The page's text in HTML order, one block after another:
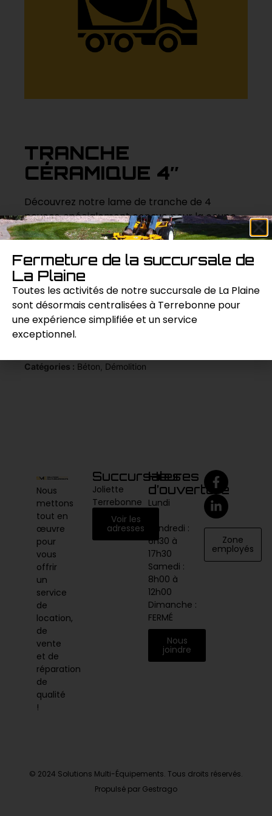
TRANCHE
CÉRAMIQUE 4″
Découvrez notre lame de tranche de 4
pouces, spécialement conçue pour la coupe
précise de matériaux céramiques. Robuste et
performance fiable pour vos travaux de
coupe sur les chantiers de construction et de
rénovation.
Demande de prix
Catégories : Béton Démolition
Nous
mettons
tout en
œuvre
pour
vous
offrir
un
service
de
location,
de
vente
et de
réparation
de
qualité
!
Succursales
Joliette
Terrebonne
Voir les
adresses
Heures
d’ouverture
Lundi
vendredi :
6h30 à
17h30
Samedi :
8h00 à
12h00
Dimanche :
FERMÉ
Nous
joindre
Zone
employés
© 2024 Solutions Multi-Équipements. Tous droits réservés.
Propulsé par Gestrago
Fermeture de la succursale de
La Plaine
Toutes les activités de notre succursale de La Plaine
sont désormais centralisées à Terrebonne pour
une expérience simplifiée et un service
exceptionnel.